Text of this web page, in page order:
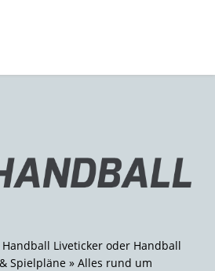
Liveticker oder Handball
Spielpläne » Alles rund um